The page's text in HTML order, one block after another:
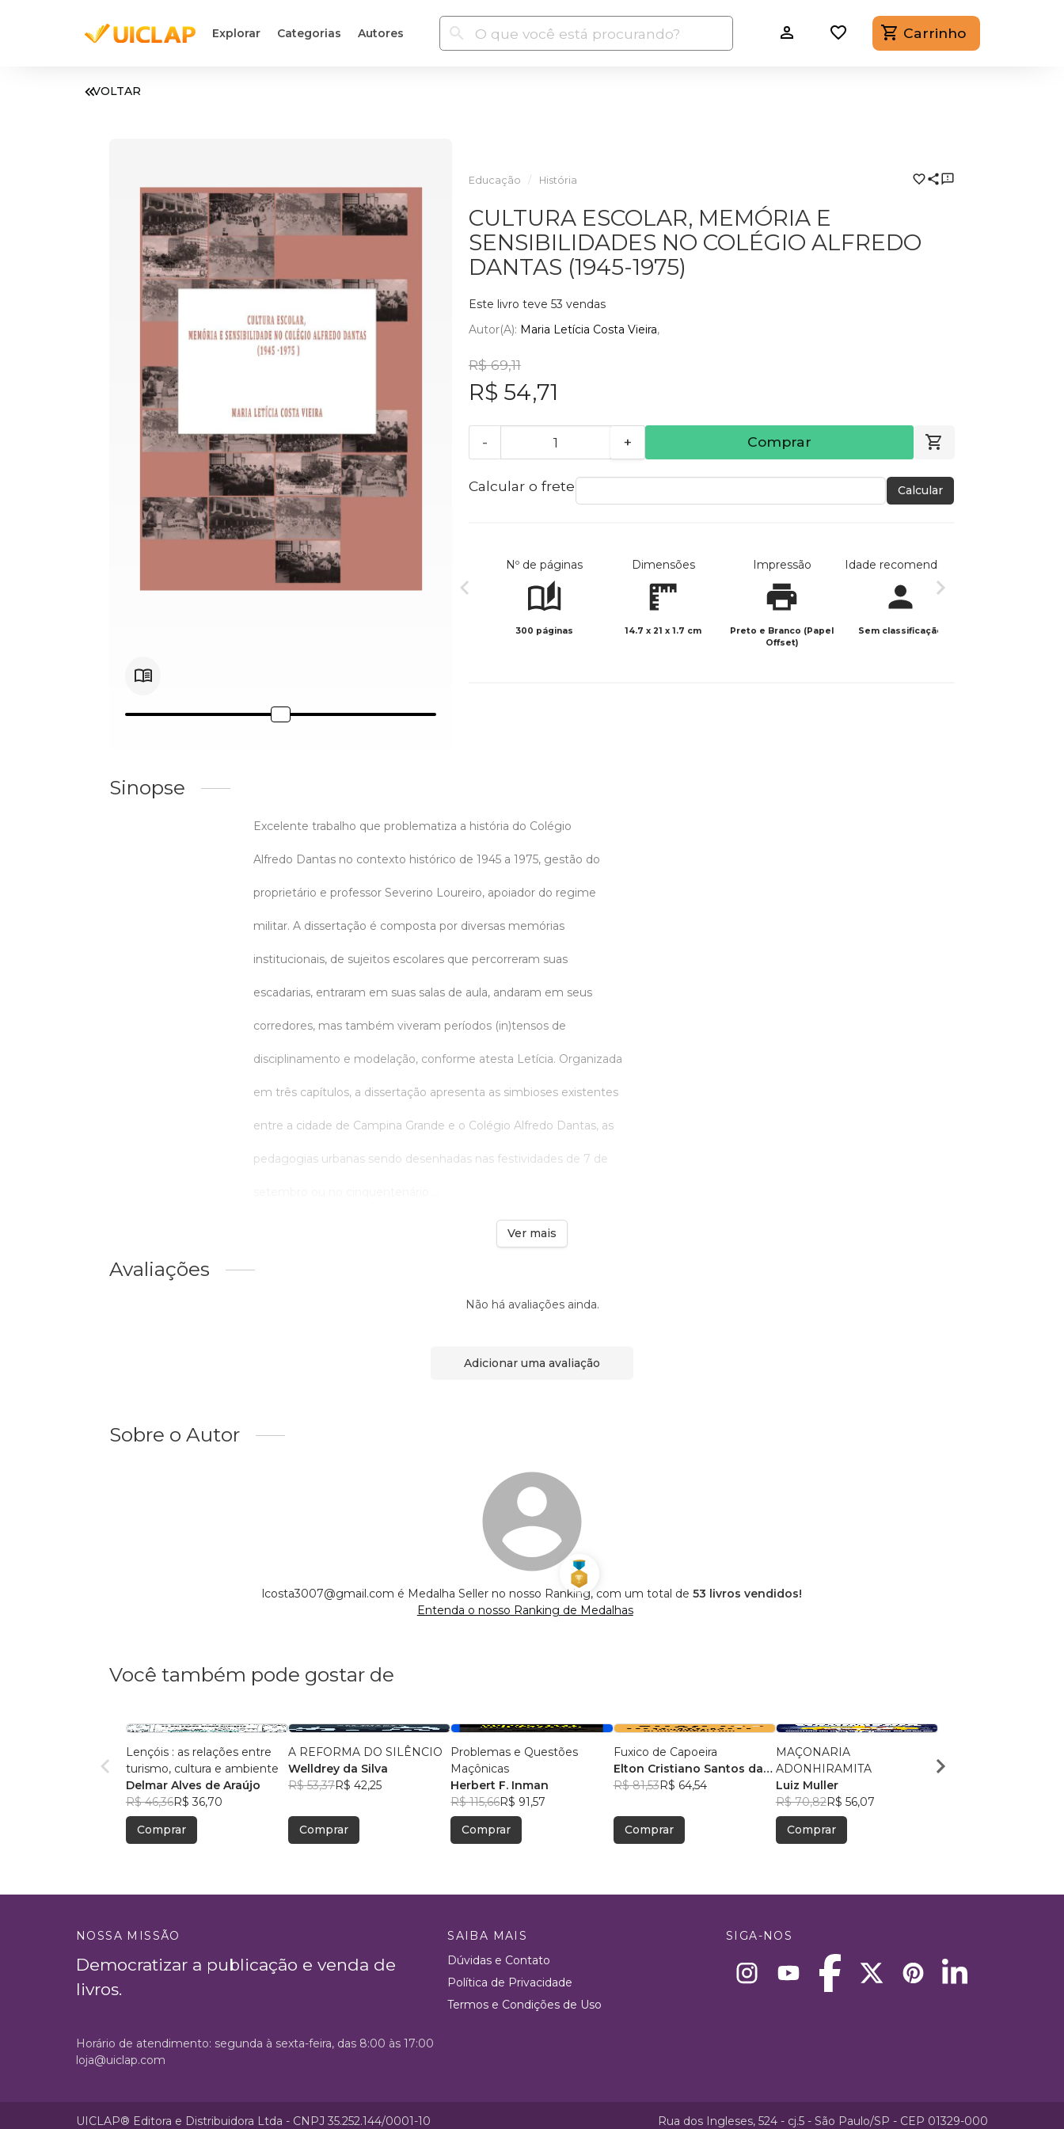
Explorar Categorias Autores Carrinho
VOLTAR
Educação História
CULTURA ESCOLAR, MEMÓRIA E
SENSIBILIDADES NO COLÉGIO ALFREDO
DANTAS (1945-1975)
Este livro teve 53 vendas
Autor(a): Maria Letícia Costa Vieira
R$ 69,11
R$ 54,71
- + Comprar
Calcular o frete Calcular
Nº de páginas
300 páginas
Dimensões
14.7 x 21 x 1.7 cm
Impressão
Preto e Branco (Papel
Offset)
Idade recomendada
Sem classificação
Sinopse
Excelente trabalho que problematiza a história do Colégio
Alfredo Dantas no contexto histórico de 1945 a 1975, gestão do
proprietário e professor Severino Loureiro, apoiador do regime
militar. A dissertação é composta por diversas memórias
institucionais, de sujeitos escolares que percorreram suas
escadarias, entraram em suas salas de aula, andaram em seus
corredores, mas também viveram períodos (in)tensos de
disciplinamento e modelação, conforme atesta Letícia. Organizada
em três capítulos, a dissertação apresenta as simbioses existentes
entre a cidade de Campina Grande e o Colégio Alfredo Dantas, as
pedagogias urbanas sendo desenhadas nas festividades de 7 de
Ver mais
Avaliações
Não há avaliações ainda.
Adicionar uma avaliação
Sobre o Autor
lcosta3007@gmail.com é Medalha Seller no nosso Ranking, com um total de 53 livros vendidos!
Entenda o nosso Ranking de Medalhas
Você também pode gostar de
Lençóis : as relações entre
turismo, cultura e ambiente
Delmar Alves de Araújo
R$ 46,36R$ 36,70
Comprar
A REFORMA DO SILÊNCIO
Welldrey da Silva
R$ 53,37R$ 42,25
Comprar
Problemas e Questões
Maçônicas
Herbert F. Inman
R$ 115,66R$ 91,57
Comprar
Fuxico de Capoeira
Elton Cristiano Santos da
Silva
R$ 81,53R$ 64,54
Comprar
MAÇONARIA
ADONHIRAMITA
Luiz Muller
R$ 70,82R$ 56,07
Comprar
Marisa Maia de Mello
NOSSA MISSÃO
Democratizar a publicação e venda de
livros.
SAIBA MAIS
Dúvidas e Contato
Política de Privacidade
Termos e Condições de Uso
SIGA-NOS
Horário de atendimento: segunda à sexta-feira, das 8:00 às 17:00
loja@uiclap.com
UICLAP® Editora e Distribuidora Ltda - CNPJ 35.252.144/0001-10 Rua dos Ingleses, 524 - cj.5 - São Paulo/SP - CEP 01329-000